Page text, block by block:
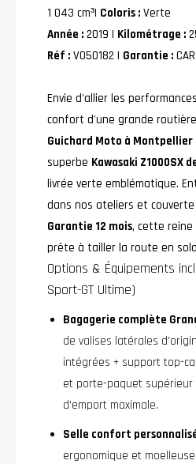
1 043 cm³| Coloris : Verte
Année : 2019 | Kilométrage :
Réf : VO50182 | Garantie :
Envie d'allier les
confort d'une grande routière
Guichard Moto à Montpellier
superbe Kawasaki Z1000SX
livrée verte emblématique.
dans nos ateliers et
Garantie 12 mois, cette reine
prête à tailler la route en
Options & Équipements
Sport-GT Ultime)
Bagagerie complète
de valises latérales
intégrées + support top-
et porte-paquet supérieur
d'emport maximale.
Selle confort
ergonomique et